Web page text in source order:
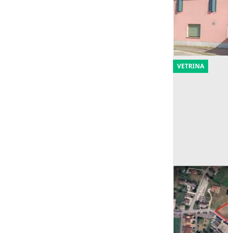
Rovigo
8.205 €
18/09/2026
VETRINA
Asta
8.250 mq
Piacenza
Offerta minima
16.712 €